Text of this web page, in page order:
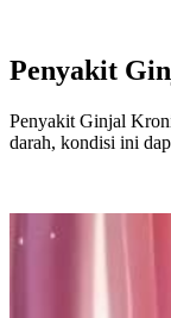
Penyakit
Penyakit Ginjal
darah, kondisi ini